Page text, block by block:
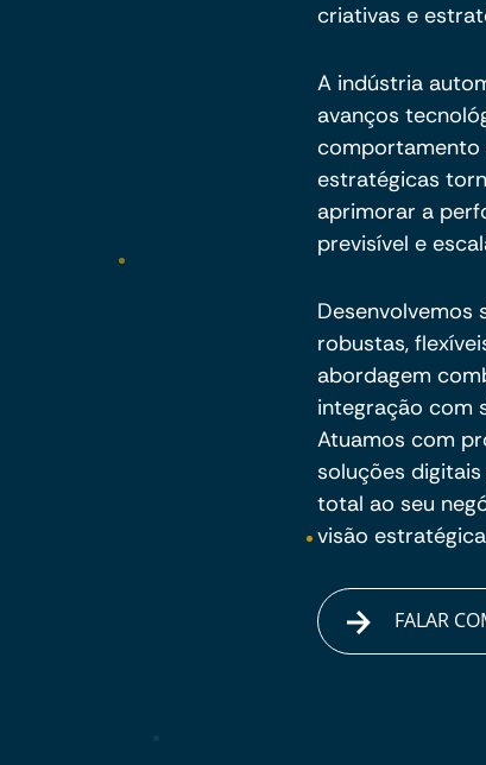
criativas e
A indústria
avanços
comportamento
estratégicas
aprimorar a
previsível e
Desenvolvemos
robustas,
abordagem
integração com
Atuamos com
soluções
total ao seu
visão
FALAR